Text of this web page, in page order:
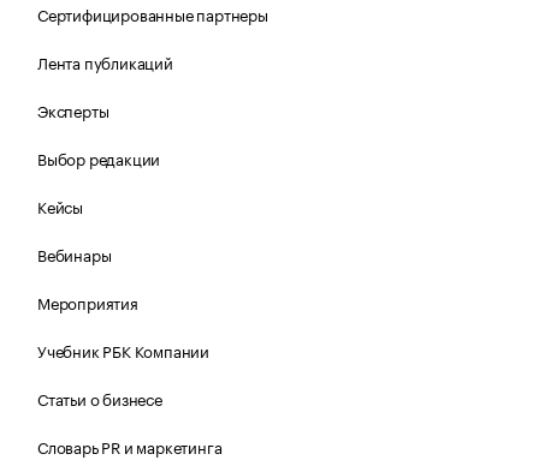
Сертифицированные партнеры
Лента публикаций
Эксперты
Выбор редакции
Кейсы
Вебинары
Мероприятия
Учебник РБК Компании
Статьи о бизнесе
Словарь PR и маркетинга